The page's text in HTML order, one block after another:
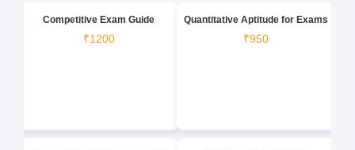
Competitive Exam Guide
₹1200
Quantitative Aptitude for Exams
₹950